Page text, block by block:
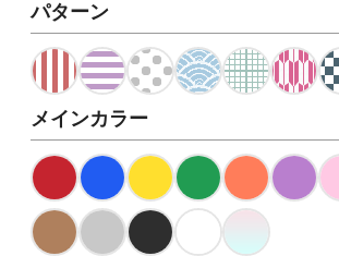
パターン
メインカラー